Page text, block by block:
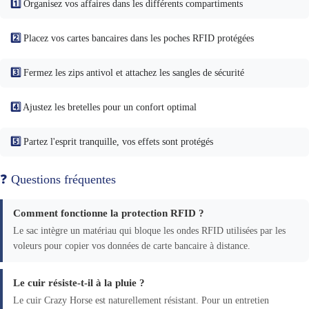
1️⃣ Organisez vos affaires dans les différents compartiments
2️⃣ Placez vos cartes bancaires dans les poches RFID protégées
3️⃣ Fermez les zips antivol et attachez les sangles de sécurité
4️⃣ Ajustez les bretelles pour un confort optimal
5️⃣ Partez l'esprit tranquille, vos effets sont protégés
❓ Questions fréquentes
Comment fonctionne la protection RFID ?
Le sac intègre un matériau qui bloque les ondes RFID utilisées par les
voleurs pour copier vos données de carte bancaire à distance.
Le cuir résiste-t-il à la pluie ?
Le cuir Crazy Horse est naturellement résistant. Pour un entretien